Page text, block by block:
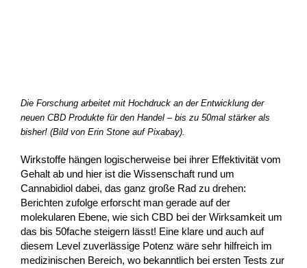
Die Forschung arbeitet mit Hochdruck an der Entwicklung der
neuen CBD Produkte für den Handel – bis zu 50mal stärker als
bisher! (Bild von Erin Stone auf Pixabay).
Wirkstoffe hängen logischerweise bei ihrer Effektivität vom
Gehalt ab und hier ist die Wissenschaft rund um
Cannabidiol dabei, das ganz große Rad zu drehen:
Berichten zufolge erforscht man gerade auf der
molekularen Ebene, wie sich CBD bei der Wirksamkeit um
das bis 50fache steigern lässt! Eine klare und auch auf
diesem Level zuverlässige Potenz wäre sehr hilfreich im
medizinischen Bereich, wo bekanntlich bei ersten Tests zur